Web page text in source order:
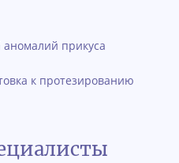
прикуса
к протезированию